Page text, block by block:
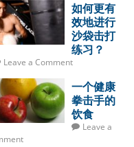
如何更有
效地进行
沙袋击打
练习？
Leave a Comment
一个健康
拳击手的
饮食
Leave a